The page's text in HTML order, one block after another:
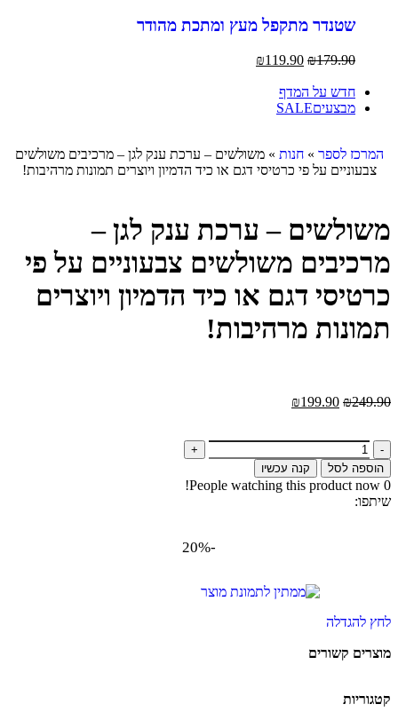
שטנדר מתקפל מעץ ומתכת מהודר
₪179.90
₪119.90
חדש על המדף
מבצעיםSALE
המרכז לספר »חנות »משולשים – ערכת ענק לגן – מרכיבים משולשים
צבעוניים על פי כרטיסי דגם או כיד הדמיון ויוצרים תמונות מרהיבות!
משולשים – ערכת ענק לגן –
מרכיבים משולשים צבעוניים על פי
כרטיסי דגם או כיד הדמיון ויוצרים
תמונות מרהיבות!
₪249.90
₪199.90
הוספה לסל קנה עכשיו
0
People watching this product now!
שיתפו:
-20%
לחץ להגדלה
מוצרים קשורים
קטגוריות